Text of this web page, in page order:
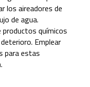
los aireadores de
de agua.
productos químicos
Emplear
para estas